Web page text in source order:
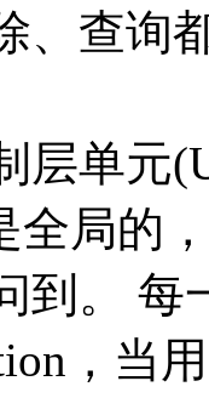
、查询
层单元
全局的
到。 每
，当